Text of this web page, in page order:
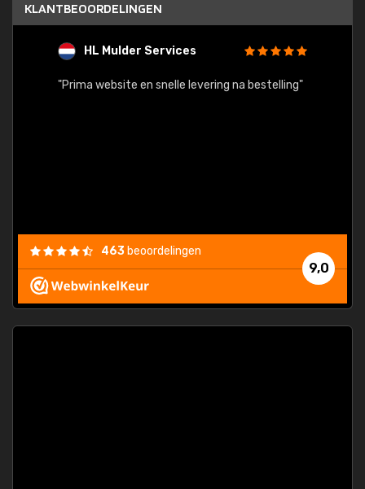
KLANTBEOORDELINGEN
HL Mulder Services
"Prima website en snelle levering na bestelling"
9,0
463 beoordelingen